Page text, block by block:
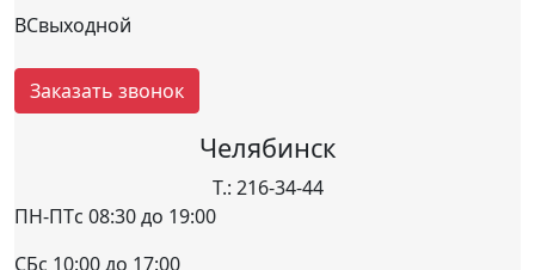
ВСвыходной
Заказать звонок
Челябинск
Т.: 216-34-44
ПН-ПТс 08:30 до 19:00
СБс 10:00 до 17:00